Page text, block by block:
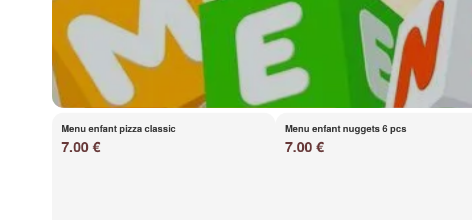
Menu enfant pizza classic
7.00 €
Menu enfant nuggets 6 pcs
7.00 €